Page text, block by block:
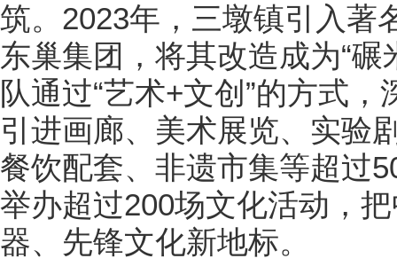
筑。2023年，三墩镇引入著
东巢集团，将其改造成为“
队通过“艺术+文创”的方式
引进画廊、美术展览、实验
餐饮配套、非遗市集等超过
举办超过200场文化活动，
器、先锋文化新地标。